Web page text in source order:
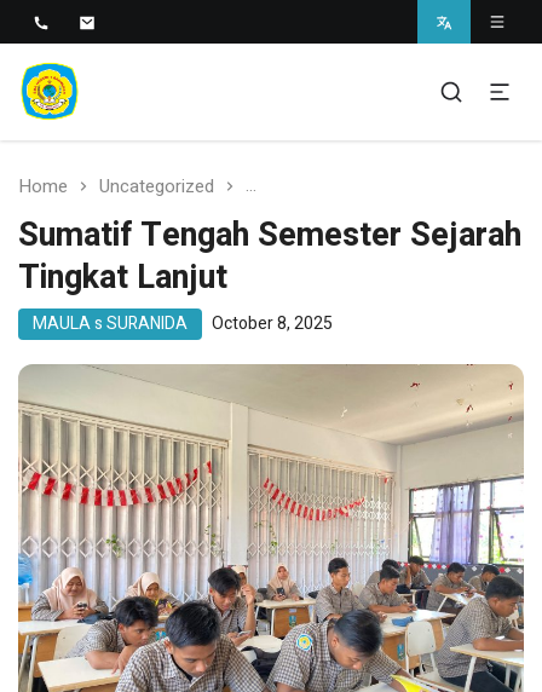
SMAN 1 Bantaran
SMAN 1 BANTARAN
Home Uncategorized Sumatif Tengah Semester
Sumatif Tengah Semester Sejarah
Tingkat Lanjut
MAULA s SURANIDA October 8, 2025